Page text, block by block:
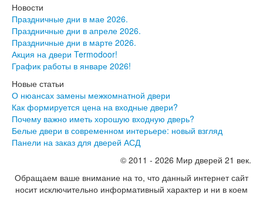
Серия Уно
Двери Верда
ПЭТ Верда
Коллекция дверей Альтекс
Коллекция дверей Элеганс
Коллекция дверей Лофт
Коллекция дверей Некст
Коллекция дверей Техно
Эмаль Верда
Двери Дворецкий
Эмаль Дворецкий
Двери Про
Инвизибл Про
Новости
Праздничные дни в мае 2026.
Праздничные дни в апреле 2026.
Праздничные дни в марте 2026.
Акция на двери Termodoor!
График работы в январе 2026!
Новые статьи
О нюансах замены межкомнатной двери
Как формируется цена на входные двери?
Почему важно иметь хорошую входную дверь?
Белые двери в современном интерьере: новый взгляд
Панели на заказ для дверей АСД
© 2011 - 2026 Мир дверей 21 век.
Обращаем ваше внимание на то, что данный интернет сайт
носит исключительно информативный характер и ни в коем